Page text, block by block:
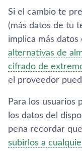
Si el cambio te
(más datos de tu
implica más datos
alternativas de
cifrado de
el proveedor
Para los usuarios
los datos del
pena recordar que
subirlos a